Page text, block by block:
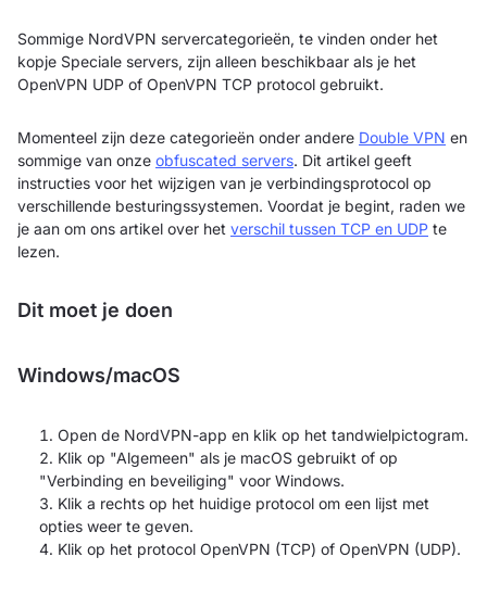
Sommige NordVPN servercategorieën, te vinden onder het
kopje Speciale servers, zijn alleen beschikbaar als je het
OpenVPN UDP of OpenVPN TCP protocol gebruikt.
Momenteel zijn deze categorieën onder andere Double VPN en
sommige van onze obfuscated servers. Dit artikel geeft
instructies voor het wijzigen van je verbindingsprotocol op
verschillende besturingssystemen. Voordat je begint, raden we
je aan om ons artikel over het verschil tussen TCP en UDP te
lezen.
Dit moet je doen
Windows/macOS
Open de NordVPN-app en klik op het tandwielpictogram.
Klik op "Algemeen" als je macOS gebruikt of op
"Verbinding en beveiliging" voor Windows.
Klik a rechts op het huidige protocol om een lijst met
opties weer te geven.
Klik op het protocol OpenVPN (TCP) of OpenVPN (UDP).